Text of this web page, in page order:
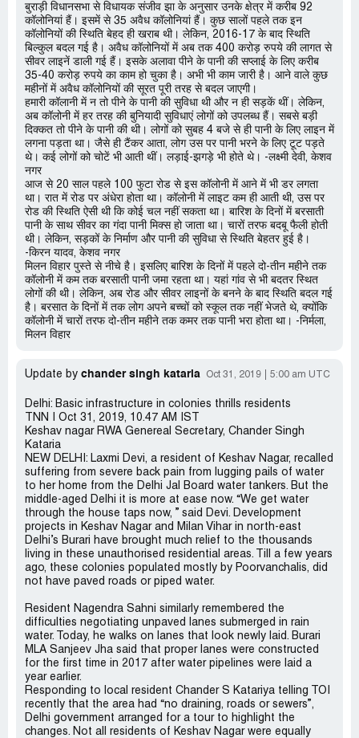
बुराड़ी विधानसभा से विधायक संजीव झा के अनुसार उनके क्षेत्र में करीब 92
कॉलोनियां हैं। इसमें से 35 अवैध कॉलोनियां हैं। कुछ सालों पहले तक इन
कॉलोनियों की स्थिति बेहद ही खराब थी। लेकिन, 2016-17 के बाद स्थिति
बिल्कुल बदल गई है। अवैध कॉलोनियों में अब तक 400 करोड़ रुपये की लागत से
सीवर लाइनें डाली गई हैं। इसके अलावा पीने के पानी की सप्लाई के लिए करीब
35-40 करोड़ रुपये का काम हो चुका है। अभी भी काम जारी है। आने वाले कुछ
महीनों में अवैध कॉलोनियों की सूरत पूरी तरह से बदल जाएगी।
हमारी कॉलानी में न तो पीने के पानी की सुविधा थी और न ही सड़कें थीं। लेकिन,
अब कॉलोनी में हर तरह की बुनियादी सुविधाएं लोगों को उपलब्ध हैं। सबसे बड़ी
दिक्कत तो पीने के पानी की थी। लोगों को सुबह 4 बजे से ही पानी के लिए लाइन में
लगना पड़ता था। जैसे ही टैंकर आता, लोग उस पर पानी भरने के लिए टूट पड़ते
थे। कई लोगों को चोटें भी आती थीं। लड़ाई-झगड़े भी होते थे। -लक्ष्मी देवी, केशव
नगर
आज से 20 साल पहले 100 फुटा रोड से इस कॉलोनी में आने में भी डर लगता
था। रात में रोड पर अंधेरा होता था। कॉलोनी में लाइट कम ही आती थी, उस पर
रोड की स्थिति ऐसी थी कि कोई चल नहीं सकता था। बारिश के दिनों में बरसाती
पानी के साथ सीवर का गंदा पानी मिक्स हो जाता था। चारों तरफ बदबू फैली होती
थी। लेकिन, सड़कों के निर्माण और पानी की सुविधा से स्थिति बेहतर हुई है।
-किरन यादव, केशव नगर
मिलन विहार पुस्ते से नीचे है। इसलिए बारिश के दिनों में पहले दो-तीन महीने तक
कॉलोनी में कम तक बरसाती पानी जमा रहता था। यहां गांव से भी बदतर स्थित
लोगों की थी। लेकिन, अब रोड और सीवर लाइनों के बनने के बाद स्थिति बदल गई
है। बरसात के दिनों में तक लोग अपने बच्चों को स्कूल तक नहीं भेजते थे, क्योंकि
कॉलोनी में चारों तरफ दो-तीन महीने तक कमर तक पानी भरा होता था। -निर्मला,
मिलन विहार
Update by chander singh kataria Oct 31, 2019 5:00 am UTC
Delhi: Basic infrastructure in colonies thrills residents
TNN | Oct 31, 2019, 10.47 AM IST
Keshav nagar RWA Genereal Secretary, Chander Singh
Kataria
NEW DELHI: Laxmi Devi, a resident of Keshav Nagar, recalled
suffering from severe back pain from lugging pails of water
to her home from the Delhi Jal Board water tankers. But the
middle-aged Delhi it is more at ease now. “We get water
through the house taps now, ” said Devi. Development
projects in Keshav Nagar and Milan Vihar in north-east
Delhi’s Burari have brought much relief to the thousands
living in these unauthorised residential areas. Till a few years
ago, these colonies populated mostly by Poorvanchalis, did
not have paved roads or piped water.
Resident Nagendra Sahni similarly remembered the
difficulties negotiating unpaved lanes submerged in rain
water. Today, he walks on lanes that look newly laid. Burari
MLA Sanjeev Jha said that proper lanes were constructed
for the first time in 2017 after water pipelines were laid a
year earlier.
Responding to local resident Chander S Katariya telling TOI
recently that the area had “no draining, roads or sewers”,
Delhi government arranged for a tour to highlight the
changes. Not all residents of Keshav Nagar were equally